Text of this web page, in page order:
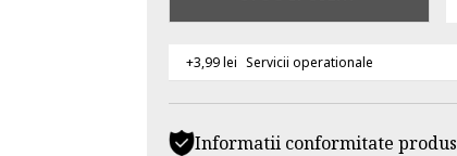
+3,99 lei Servicii operationale
Informatii conformitate produs